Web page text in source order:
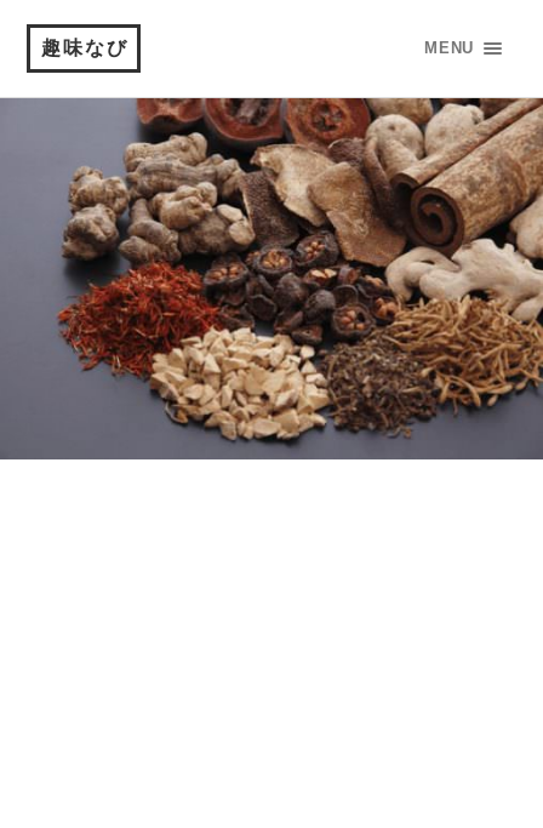
趣味なび MENU